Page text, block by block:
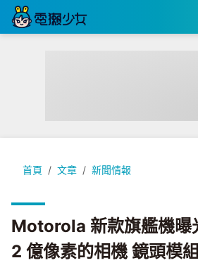
首頁 文章 新聞情報
Motorola 新款旗艦機曝光！可能搭
Motorola 新款旗艦機曝
2 億像素的相機 鏡頭模